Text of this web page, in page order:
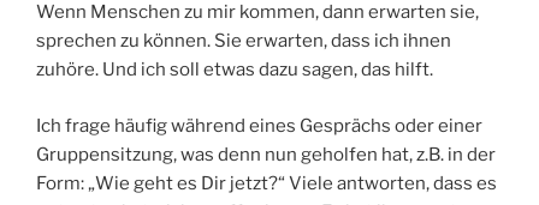
Wenn Menschen zu mir kommen, dann erwarten sie,
sprechen zu können. Sie erwarten, dass ich ihnen
zuhöre. Und ich soll etwas dazu sagen, das hilft.
Ich frage häufig während eines Gesprächs oder einer
Gruppensitzung, was denn nun geholfen hat, z.B. in der
Form: „Wie geht es Dir jetzt?“ Viele antworten, dass es